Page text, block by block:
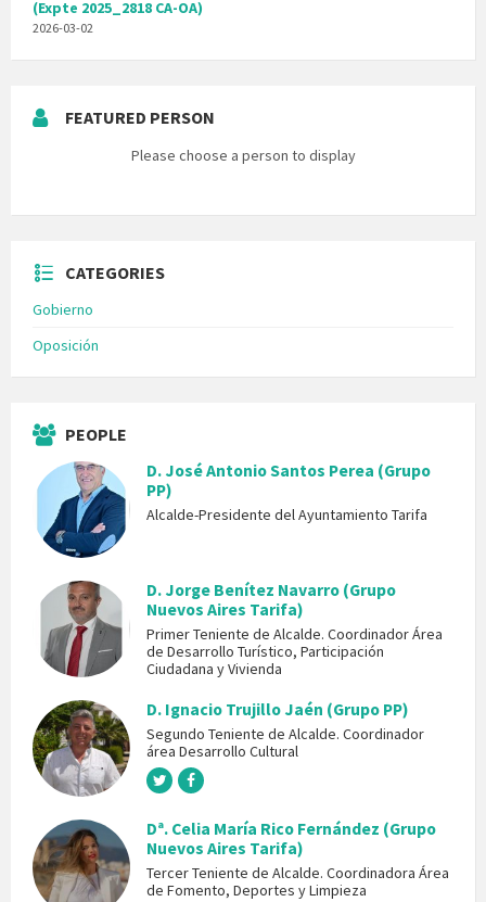
(Expte 2025_2818 CA-OA)
2026-03-02
FEATURED PERSON
Please choose a person to display
CATEGORIES
Gobierno
Oposición
PEOPLE
D. José Antonio Santos Perea (Grupo
PP)
Alcalde-Presidente del Ayuntamiento Tarifa
D. Jorge Benítez Navarro (Grupo
Nuevos Aires Tarifa)
Primer Teniente de Alcalde. Coordinador Área
de Desarrollo Turístico, Participación
Ciudadana y Vivienda
D. Ignacio Trujillo Jaén (Grupo PP)
Segundo Teniente de Alcalde. Coordinador
área Desarrollo Cultural
Dª. Celia María Rico Fernández (Grupo
Nuevos Aires Tarifa)
Tercer Teniente de Alcalde. Coordinadora Área
de Fomento, Deportes y Limpieza